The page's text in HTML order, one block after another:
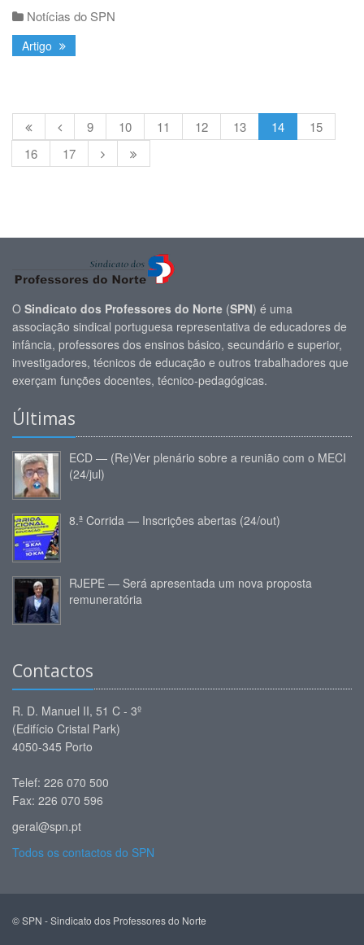
Notícias do SPN
Artigo
9 10 11 12 13 14
15
16
17
O Sindicato dos Professores do Norte (SPN) é uma
associação sindical portuguesa representativa de educadores de
infância, professores dos ensinos básico, secundário e superior,
investigadores, técnicos de educação e outros trabalhadores que
exerçam funções docentes, técnico-pedagógicas.
Últimas
ECD — (Re)Ver plenário sobre a reunião com o MECI
(24/jul)
8.ª Corrida — Inscrições abertas (24/out)
RJEPE — Será apresentada um nova proposta
remuneratória
Contactos
R. D. Manuel II, 51 C - 3º
(Edifício Cristal Park)
4050-345 Porto
Telef: 226 070 500
Fax: 226 070 596
geral@spn.pt
Todos os contactos do SPN
© SPN - Sindicato dos Professores do Norte